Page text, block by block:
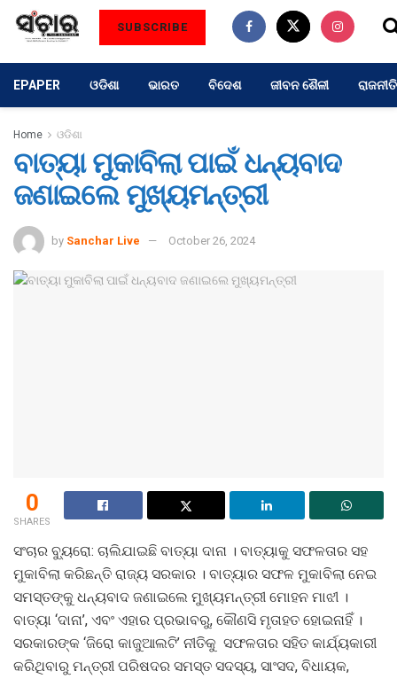
SUBSCRIBE
EPAPER ଓଡିଶା ଭାରତ ବିଦେଶ ଜୀବନ ଶୈଳୀ ରାଜନୀତି
Home ଓଡିଶା
ବାତ୍ୟା ମୁକାବିଲା ପାଇଁ ଧନ୍ୟବାଦ
ଜଣାଇଲେ ମୁଖ୍ୟମନ୍ତ୍ରୀ
by Sanchar Live October 26, 2024
0
SHARES
ସଂଚାର ବ୍ୟୁରୋ: ଚାଲିଯାଇଛି ବାତ୍ୟା ଦାନା । ବାତ୍ୟାକୁ ସଫଳତାର ସହ
ମୁକାବିଲା କରିଛନ୍ତି ରାଜ୍ୟ ସରକାର । ବାତ୍ୟାର ସଫଳ ମୁକାବିଲା ନେଇ
ସମସ୍ତଙ୍କୁ ଧନ୍ୟବାଦ ଜଣାଇଲେ ମୁଖ୍ୟମନ୍ତ୍ରୀ ମୋହନ ମାଝୀ ।
ବାତ୍ୟା ‘ଦାନା’, ଏବଂ ଏହାର ପ୍ରଭାବରୁ, କୌଣସି ମୃତାହତ ହୋଇନାହିଁ ।
ସରକାରଙ୍କ ‘ଜିରୋ କାଜୁଆଲଟି’ ନୀତିକୁ ସଫଳତାର ସହିତ କାର୍ଯ୍ୟକାରୀ
କରିଥିବାରୁ ମନ୍ତ୍ରୀ ପରିଷଦର ସମସ୍ତ ସଦସ୍ୟ, ସାଂସଦ, ବିଧାୟକ,